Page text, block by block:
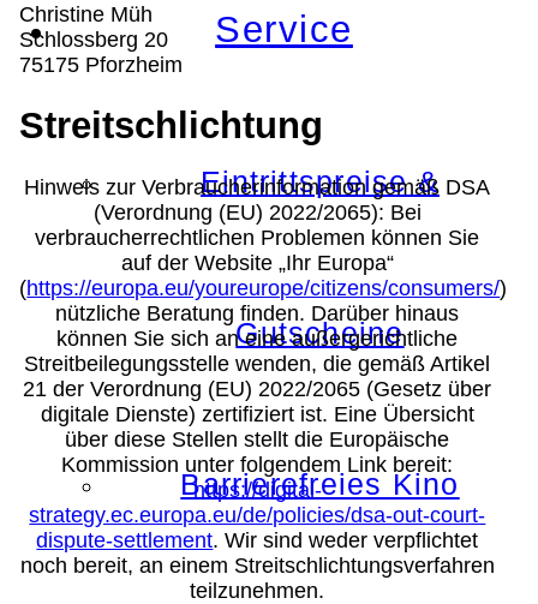
Service
Eintrittspreise &
Gutscheine
Barrierefreies Kino
Christine Müh
Schlossberg 20
75175 Pforzheim
Streitschlichtung
Hinweis zur Verbraucherinformation gemäß DSA
(Verordnung (EU) 2022/2065): Bei
verbraucherrechtlichen Problemen können Sie
auf der Website „Ihr Europa“
(https://europa.eu/youreurope/citizens/consumers/)
nützliche Beratung finden. Darüber hinaus
können Sie sich an eine außergerichtliche
Streitbeilegungsstelle wenden, die gemäß Artikel
21 der Verordnung (EU) 2022/2065 (Gesetz über
digitale Dienste) zertifiziert ist. Eine Übersicht
über diese Stellen stellt die Europäische
Kommission unter folgendem Link bereit:
https://digital-
strategy.ec.europa.eu/de/policies/dsa-out-court-
dispute-settlement. Wir sind weder verpflichtet
noch bereit, an einem Streitschlichtungsverfahren
teilzunehmen.